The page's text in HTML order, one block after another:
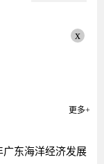
x
更多+
广东海洋经济发展